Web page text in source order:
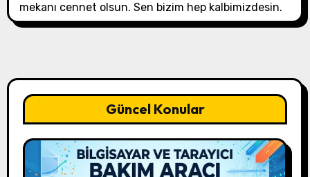
mekanı cennet olsun. Sen bizim hep kalbimizdesin.
Güncel Konular